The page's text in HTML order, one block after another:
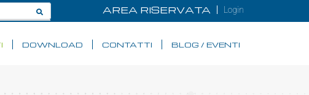
AREA RISERVATA Login
DOWNLOAD CONTATTI BLOG / EVENTI